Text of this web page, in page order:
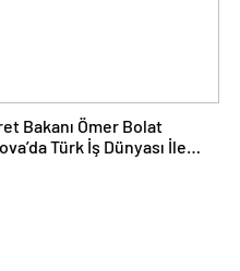
Bakanı Ömer Bolat
Türk İş Dünyası İle